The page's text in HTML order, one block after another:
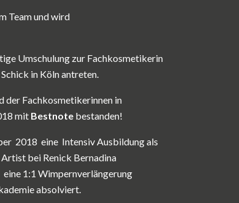
Team und wird
Umschulung zur Fachkosmetikerin
in Köln antreten.
der Fachkosmetikerinnen in
mit Bestnote bestanden!
2018 eine Intensiv Ausbildung als
bei Renick Bernadina
1:1 Wimpernverlängerung
absolviert.